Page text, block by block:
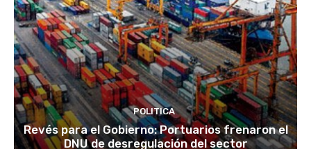
POLITICA
Revés para el Gobierno: Portuarios frenaron el
DNU de desregulación del sector